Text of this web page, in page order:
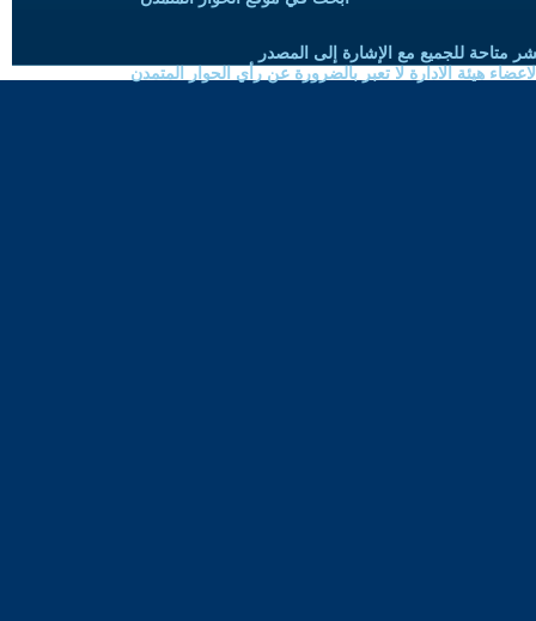
متاحة للجميع مع الإشارة إلى المصدر
هيئة الادارة لا تعبر بالضرورة عن رأي الحوار المتمدن